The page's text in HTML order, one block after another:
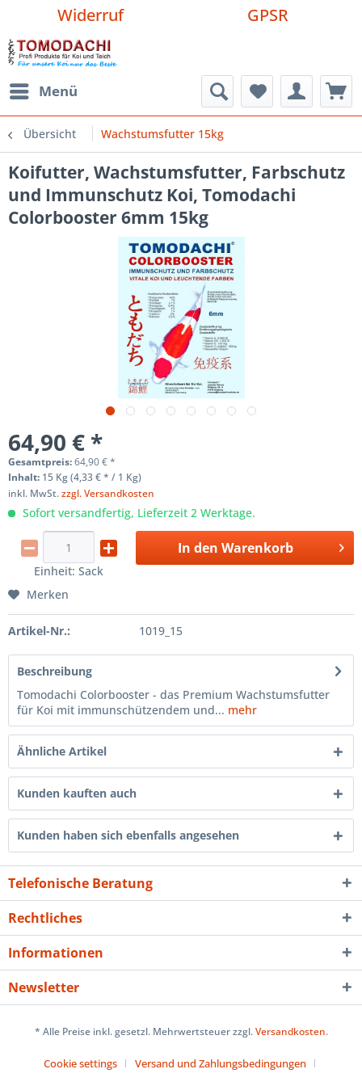
Widerruf GPSR
Menü
Übersicht Wachstumsfutter 15kg
Koifutter, Wachstumsfutter, Farbschutz
und Immunschutz Koi, Tomodachi
Colorbooster 6mm 15kg
64,90 € *
Gesamtpreis:64,90€*
Inhalt: 15 Kg (4,33 € * / 1 Kg)
inkl. MwSt.zzgl. Versandkosten
Sofort versandfertig, Lieferzeit 2 Werktage.
Einheit: Sack
In den Warenkorb
Merken
Artikel-Nr.: 1019_15
Beschreibung
Tomodachi Colorbooster - das Premium Wachstumsfutter
für Koi mit immunschützendem und... mehr
Ähnliche Artikel
Kunden kauften auch
Kunden haben sich ebenfalls angesehen
Telefonische Beratung
Rechtliches
Informationen
Newsletter
* Alle Preise inkl. gesetzl. Mehrwertsteuer zzgl.Versandkosten.
Cookie settings
Versand und Zahlungsbedingungen